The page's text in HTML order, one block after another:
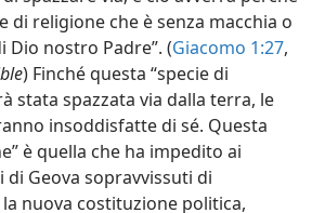
di religione che è senza macchia o
Dio nostro Padre”. (Giacomo 1:27,
) Finché questa “specie di
stata spazzata via dalla terra, le
insoddisfatte di sé. Questa
è quella che ha impedito ai
Geova sopravvissuti di
nuova costituzione politica,